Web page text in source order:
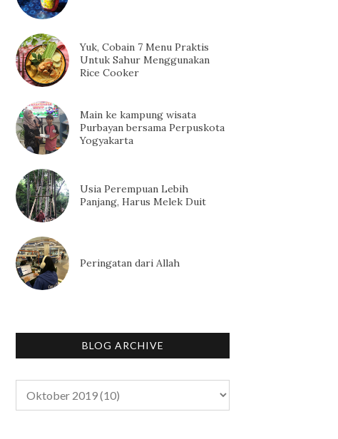
Yuk, Cobain 7 Menu Praktis
Untuk Sahur Menggunakan
Rice Cooker
Main ke kampung wisata
Purbayan bersama Perpuskota
Yogyakarta
Usia Perempuan Lebih
Panjang, Harus Melek Duit
Peringatan dari Allah
BLOG ARCHIVE